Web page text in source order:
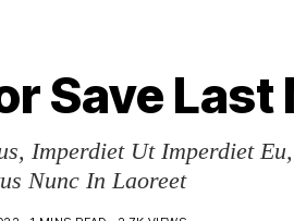
Save
Imperdiet Ut Imperdiet
Nunc In Laoreet